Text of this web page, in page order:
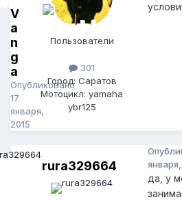
V
a
n
g
a
Опубликовано
17
января,
2015
Пользователи
301
Город: Саратов
Мотоцикл: yamaha
ybr125
rura329664
да, у